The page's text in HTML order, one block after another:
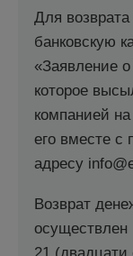
Для
банковскую
«Заявление
которое
компанией
его вместе с
адресу
Возврат
осуществлен